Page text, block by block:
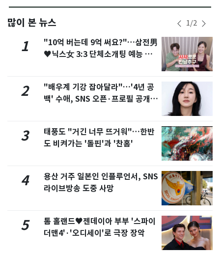
많이 본 뉴스 1/2
1
"10억 버는데 9억 써요?"…삼전男
♥닉스女 3:3 단체소개팅 예능 화
2
"배우계 기강 잡아달라"…'4년 공
백' 수애, SNS 오픈·프로필 공개
3
태풍도 "거긴 너무 뜨거워"…한반
도 비켜가는 '돌핀'과 '찬홈'
4
용산 거주 일본인 인플루언서, SNS
라이브방송 도중 사망
5
톰 홀랜드♥젠데이아 부부 '스파이
더맨4'·'오디세이'로 극장 장악